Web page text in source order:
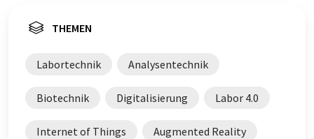
THEMEN
Labortechnik Analysentechnik
Biotechnik Digitalisierung Labor 4.0
Internet of Things Augmented Reality